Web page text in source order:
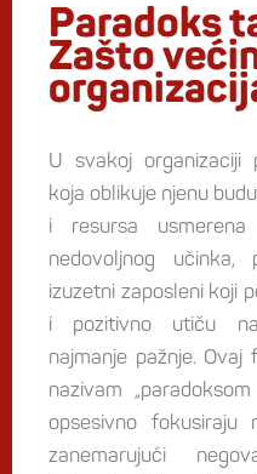
Paradoks
Zašto
U svakoj organizaciji
koja oblikuje njenu
i resursa
nedovoljnog
izuzetni zaposleni koji
i pozitivno utiču
najmanje pažnje.
nazivam
opsesivno fokusiraju
zanemarujući